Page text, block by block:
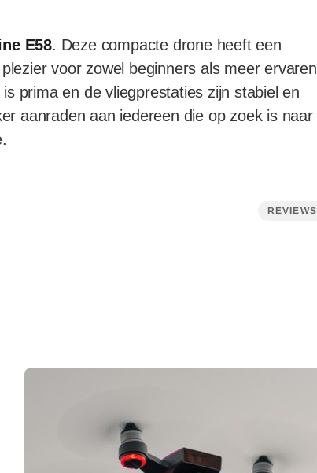
E58. Deze compacte drone heeft een
voor zowel beginners als meer ervaren
prima en de vliegprestaties zijn stabiel en
aanraden aan iedereen die op zoek is naar
REVIEWS